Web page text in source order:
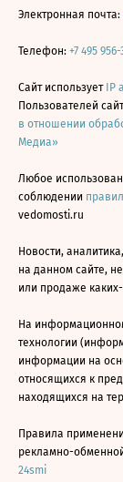
Электронная почта:
Телефон: +7 495
Сайт использует
Пользователей
в отношении
Медиа»
Любое
соблюдении
vedomosti.ru
Новости,
на данном сайте,
или продаже
На
технологии
информации на
относящихся к
находящихся на
Правила
рекламно-
24smi